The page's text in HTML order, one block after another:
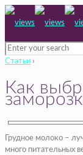
Статьи ›
Как
Грудное молоко –
много питательных